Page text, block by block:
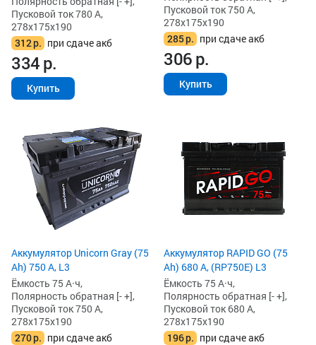
Пусковой ток 780 А,
278x175x190
312р. при сдаче акб
334р.
Купить
Пусковой ток 750 А,
278x175x190
285р. при сдаче акб
306р.
Купить
Аккумулятор Unicorn Gray (75
Ah) 750 А, L3
Ёмкость 75 А·ч,
Полярность обратная [- +],
Пусковой ток 750 А,
278x175x190
270р. при сдаче акб
Аккумулятор RAPID GO (75
Ah) 680 А, (RP750E) L3
Ёмкость 75 А·ч,
Полярность обратная [- +],
Пусковой ток 680 А,
278x175x190
196р. при сдаче акб